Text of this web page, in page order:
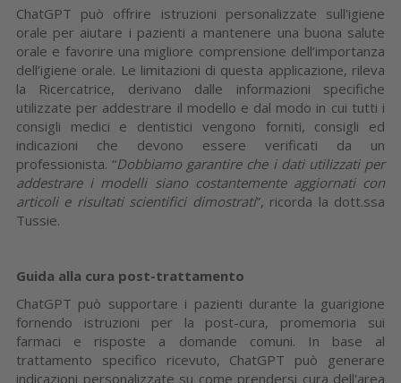
ChatGPT può offrire istruzioni personalizzate sull'igiene
orale per aiutare i pazienti a mantenere una buona salute
orale e favorire una migliore comprensione dell’importanza
dell’igiene orale. Le limitazioni di questa applicazione, rileva
la Ricercatrice, derivano dalle informazioni specifiche
utilizzate per addestrare il modello e dal modo in cui tutti i
consigli medici e dentistici vengono forniti, consigli ed
indicazioni che devono essere verificati da un
professionista. “Dobbiamo garantire che i dati utilizzati per
addestrare i modelli siano costantemente aggiornati con
articoli e risultati scientifici dimostrati”, ricorda la dott.ssa
Tussie.
Guida alla cura post-trattamento
ChatGPT può supportare i pazienti durante la guarigione
fornendo istruzioni per la post-cura, promemoria sui
farmaci e risposte a domande comuni. In base al
trattamento specifico ricevuto, ChatGPT può generare
indicazioni personalizzate su come prendersi cura dell'area